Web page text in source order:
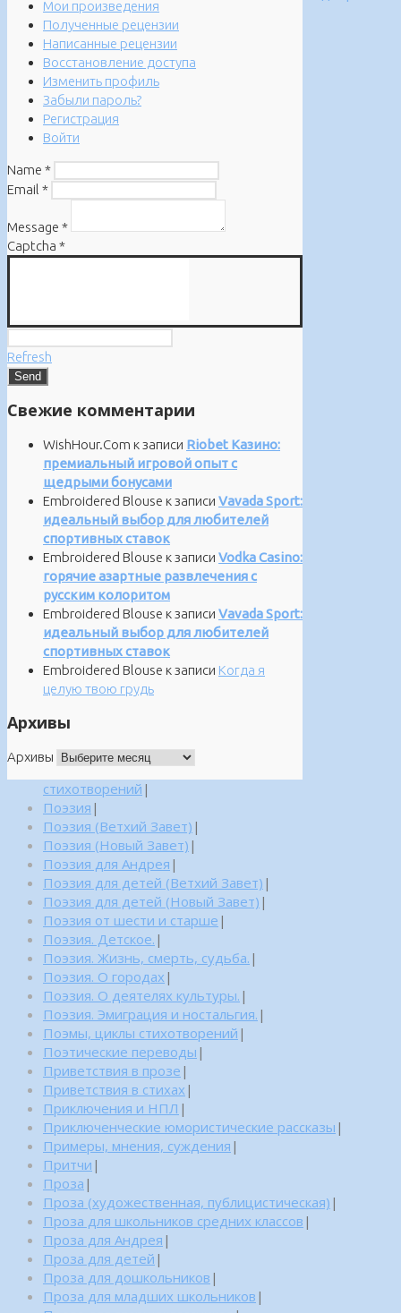
Мои произведения
Полученные рецензии
Написанные рецензии
Восстановление доступа
Изменить профиль
Забыли пароль?
Регистрация
Войти
Name *
Email *
Message *
Captcha *
Refresh
Свежие комментарии
WishHour.Com к записи Riobet Казино:
премиальный игровой опыт с
щедрыми бонусами
Embroidered Blouse к записи Vavada Sport:
идеальный выбор для любителей
спортивных ставок
Embroidered Blouse к записи Vodka Casino:
горячие азартные развлечения с
русским колоритом
Embroidered Blouse к записи Vavada Sport:
идеальный выбор для любителей
спортивных ставок
Embroidered Blouse к записи Когда я
целую твою грудь
Архивы
Архивы
стихотворений |
Поэзия |
Поэзия (Ветхий Завет) |
Поэзия (Новый Завет) |
Поэзия для Андрея |
Поэзия для детей (Ветхий Завет) |
Поэзия для детей (Новый Завет) |
Поэзия от шести и старше |
Поэзия. Детское. |
Поэзия. Жизнь, смерть, судьба. |
Поэзия. О городах |
Поэзия. О деятелях культуры. |
Поэзия. Эмиграция и ностальгия. |
Поэмы, циклы стихотворений |
Поэтические переводы |
Приветствия в прозе |
Приветствия в стихах |
Приключения и НПЛ |
Приключенческие юмористические рассказы |
Примеры, мнения, суждения |
Притчи |
Проза |
Проза (художественная, публицистическая) |
Проза для школьников средних классов |
Проза для Андрея |
Проза для детей |
Проза для дошкольников |
Проза для младших школьников |